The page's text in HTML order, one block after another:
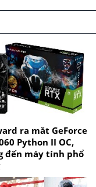
ra mắt GeForce
Python II OC,
đến máy tính phổ